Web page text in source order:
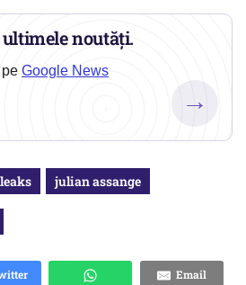
noutăți.
Google News
→
julian assange
Email